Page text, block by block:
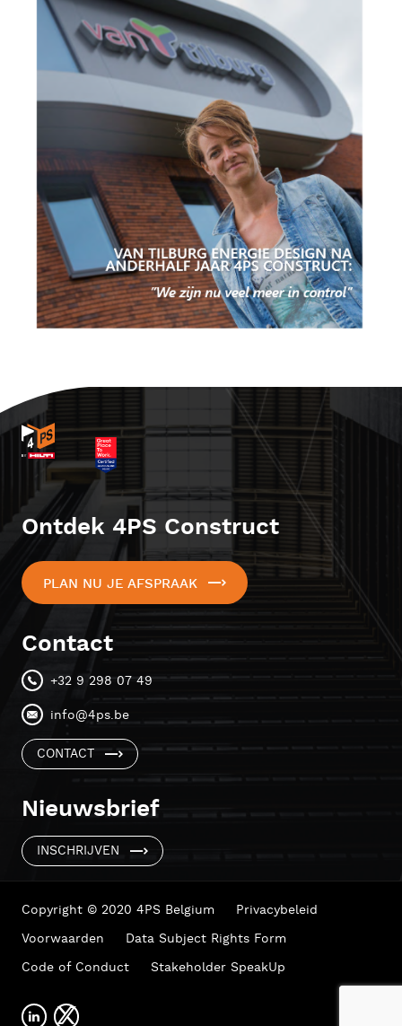
Ontdek 4PS Construct
PLAN NU JE AFSPRAAK
Contact
+32 9 298 07 49
info@4ps.be
CONTACT
Nieuwsbrief
INSCHRIJVEN
Copyright © 2020 4PS Belgium
Privacybeleid
Voorwaarden
Data Subject Rights Form
Code of Conduct
Stakeholder SpeakUp